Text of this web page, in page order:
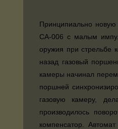
Принципиально новую
СА-006 с малым
оружия при стрельбе
назад газовый
камеры начинал
поршней
газовую камеру,
производилось
компенсатор.